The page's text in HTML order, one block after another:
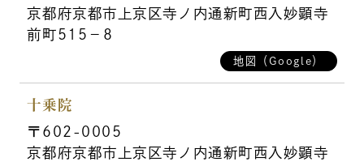
京都府京都市上京区寺ノ内通新町西入妙顕寺
前町515－8
地図（Google）
十乗院
〒602-0005
京都府京都市上京区寺ノ内通新町西入妙顕寺